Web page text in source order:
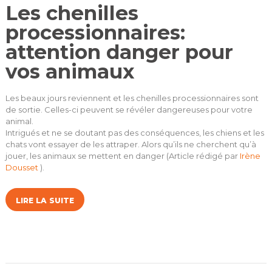
Les chenilles
processionnaires:
attention danger pour
vos animaux
Les beaux jours reviennent et les chenilles processionnaires sont
de sortie. Celles-ci peuvent se révéler dangereuses pour votre
animal.
Intrigués et ne se doutant pas des conséquences, les chiens et les
chats vont essayer de les attraper. Alors qu’ils ne cherchent qu’à
jouer, les animaux se mettent en danger (Article rédigé par Irène
Dousset ).
LIRE LA SUITE